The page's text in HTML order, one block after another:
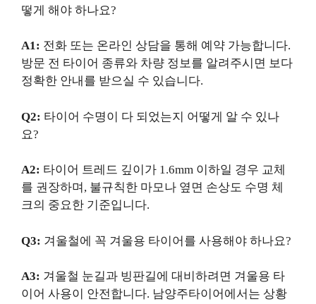
떻게 해야 하나요?
A1: 전화 또는 온라인 상담을 통해 예약 가능합니다.
방문 전 타이어 종류와 차량 정보를 알려주시면 보다
정확한 안내를 받으실 수 있습니다.
Q2: 타이어 수명이 다 되었는지 어떻게 알 수 있나
요?
A2: 타이어 트레드 깊이가 1.6mm 이하일 경우 교체
를 권장하며, 불규칙한 마모나 옆면 손상도 수명 체
크의 중요한 기준입니다.
Q3: 겨울철에 꼭 겨울용 타이어를 사용해야 하나요?
A3: 겨울철 눈길과 빙판길에 대비하려면 겨울용 타
이어 사용이 안전합니다. 남양주타이어에서는 상황